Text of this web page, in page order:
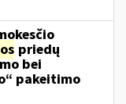
priedų
bei
pakeitimo